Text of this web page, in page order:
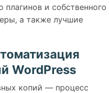
и собственного
а также лучшие
WordPress
копий — процесс